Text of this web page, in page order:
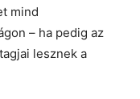
mind
– ha pedig az
lesznek a